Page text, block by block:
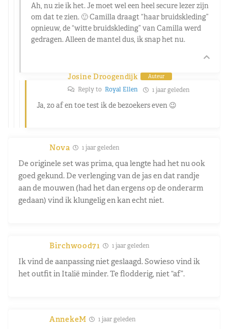
Ah, nu zie ik het. Je moet wel een heel secure lezer zijn
om dat te zien. 🙂 Camilla draagt “haar bruidskleding”
opnieuw, de “witte bruidskleding” van Camilla werd
gedragen. Alleen de mantel dus, ik snap het nu.
Josine Droogendijk Auteur
Reply to Royal Ellen 1 jaar geleden
Ja, zo af en toe test ik de bezoekers even 😉
Nova 1 jaar geleden
De originele set was prima, qua lengte had het nu ook
goed gekund. De verlenging van de jas en dat randje
aan de mouwen (had het dan ergens op de onderarm
gedaan) vind ik klungelig en kan echt niet.
Birchwood71 1 jaar geleden
Ik vind de aanpassing niet geslaagd. Sowieso vind ik
het outfit in Italië minder. Te flodderig, niet “af”.
AnnekeM 1 jaar geleden